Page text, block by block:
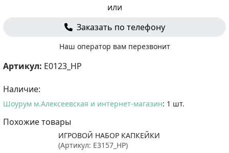
или
Заказать по телефону
Наш оператор вам перезвонит
Артикул: E0123_HP
Наличие:
Шоурум м.Алексеевская и интернет-магазин: 1 шт.
Похожие товары
ИГРОВОЙ НАБОР КАПКЕЙКИ
(Артикул: E3157_HP)